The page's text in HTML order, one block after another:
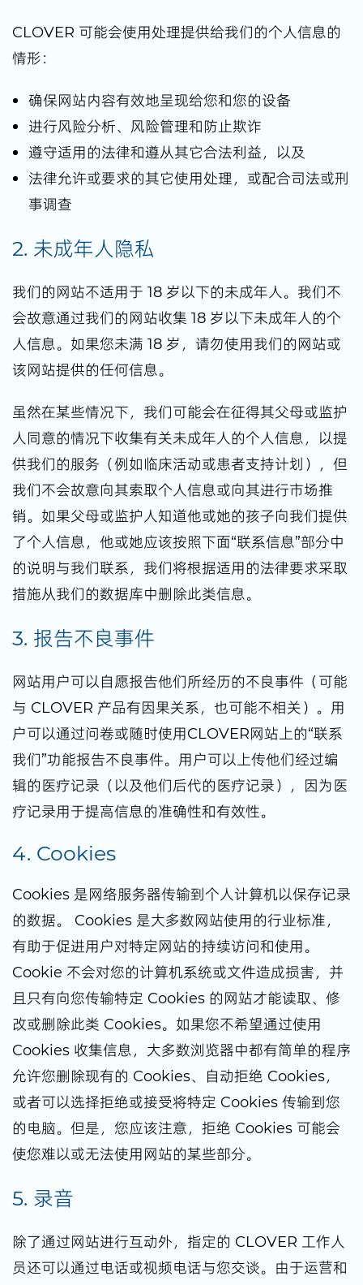
CLOVER 可能会使用处理提供给我们的个人信息的
情形：
确保网站内容有效地呈现给您和您的设备
进行风险分析、风险管理和防止欺诈
遵守适用的法律和遵从其它合法利益，以及
法律允许或要求的其它使用处理，或配合司法或刑
事调查
2. 未成年人隐私
我们的网站不适用于 18 岁以下的未成年人。我们不
会故意通过我们的网站收集 18 岁以下未成年人的个
人信息。如果您未满 18 岁，请勿使用我们的网站或
该网站提供的任何信息。
虽然在某些情况下，我们可能会在征得其父母或监护
人同意的情况下收集有关未成年人的个人信息，以提
供我们的服务（例如临床活动或患者支持计划），但
我们不会故意向其索取个人信息或向其进行市场推
销。如果父母或监护人知道他或她的孩子向我们提供
了个人信息，他或她应该按照下面“联系信息”部分中
的说明与我们联系，我们将根据适用的法律要求采取
措施从我们的数据库中删除此类信息。
3. 报告不良事件
网站用户可以自愿报告他们所经历的不良事件（可能
与 CLOVER 产品有因果关系，也可能不相关）。用
户可以通过问卷或随时使用CLOVER网站上的“联系
我们”功能报告不良事件。用户可以上传他们经过编
辑的医疗记录（以及他们后代的医疗记录），因为医
疗记录用于提高信息的准确性和有效性。
4. Cookies
Cookies 是网络服务器传输到个人计算机以保存记录
的数据。 Cookies 是大多数网站使用的行业标准，
有助于促进用户对特定网站的持续访问和使用。
Cookie 不会对您的计算机系统或文件造成损害，并
且只有向您传输特定 Cookies 的网站才能读取、修
改或删除此类 Cookies。如果您不希望通过使用
Cookies 收集信息，大多数浏览器中都有简单的程序
允许您删除现有的 Cookies、自动拒绝 Cookies，
或者可以选择拒绝或接受将特定 Cookies 传输到您
的电脑。但是，您应该注意，拒绝 Cookies 可能会
使您难以或无法使用网站的某些部分。
5. 录音
除了通过网站进行互动外，指定的 CLOVER 工作人
员还可以通过电话或视频电话与您交谈。由于运营和